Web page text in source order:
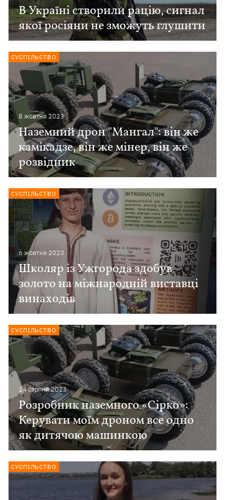
В Україні створили рацію, сигнал
якої росіяни не зможуть глушити
8 жовтня 2023
Наземний дрон "Мангал": він же
камікадзе, він же мінер, він же
розвідник
СУСПІЛЬСТВО
6 жовтня 2023
Школяр із Ужгорода здобув
золото на міжнародній виставці
винаходів
СУСПІЛЬСТВО
24 серпня 2023
Розробник наземного «Сірко»:
Керувати моїм дроном все одно
як дитячою машинкою
СУСПІЛЬСТВО
СУСПІЛЬСТВО